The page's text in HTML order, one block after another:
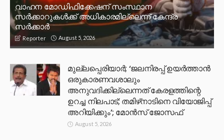
വാഹന മോഡിഫിക്കേഷന് സംസ്ഥാന
സർക്കാറുകൾക്ക് അധികാരമില്ലെന്ന് കേന്ദ്ര
സർക്കാർ
Reporter August 5, 2026
മുല്ലപ്പെരിയാര്‍; ‘ജലനിരപ്പ് ഉയര്‍ത്താന്‍
ഒരുകാരണവശാലും
അനുവദിക്കില്ലെന്നത് കേരളത്തിന്റെ
ഉറച്ച നിലപാട്; തമിഴ്‌നാടിനെ വിയോജിപ്പ്
അറിയിക്കും’; മോന്‍സ് ജോസഫ്
August 5, 2026